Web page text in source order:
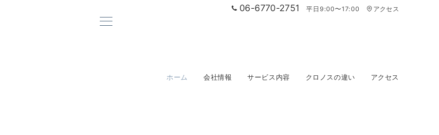
06-6770-2751 平日9:00〜17:00 アクセス
ホーム 会社情報 サービス内容 クロノスの違い アクセス